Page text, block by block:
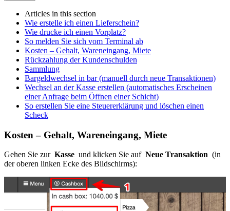
Articles in this section
Wie erstelle ich einen Lieferschein?
Wie drucke ich einen Vorplatz?
So melden Sie sich vom Terminal ab
Kosten – Gehalt, Wareneingang, Miete
Rückzahlung der Kundenschulden
Sammlung
Bargeldwechsel in bar (manuell durch neue Transaktionen)
Wechsel an der Kasse erstellen (automatisches Erscheinen
einer Anfrage beim Öffnen einer Schicht)
So erstellen Sie eine Steuererklärung und löschen einen
Scheck
Kosten – Gehalt, Wareneingang, Miete
Gehen Sie zur Kasse und klicken Sie auf Neue Transaktion (in
der oberen linken Ecke des Bildschirms):